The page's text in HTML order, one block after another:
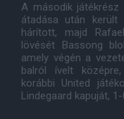
A második játékrész
átadása után
hárított, majd
lövését Bassong
amely végén a
balról ívelt
korábbi United
Lindegaard kapuját,